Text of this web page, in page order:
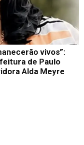
vivos”:
de Paulo
Alda Meyre